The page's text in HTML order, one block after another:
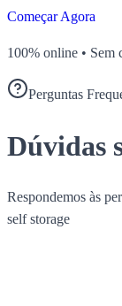
Começar Agora
100% online • Sem
Perguntas
Dúvidas
Respondemos às
self storage